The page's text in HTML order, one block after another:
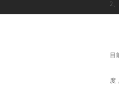
2
目
度